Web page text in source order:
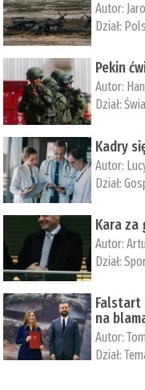
Autor:
Dział:
Pekin
Autor:
Dział:
Kadry
Autor:
Dział:
Kara za
Autor:
Dział:
Falstart
na
Autor:
Dział: